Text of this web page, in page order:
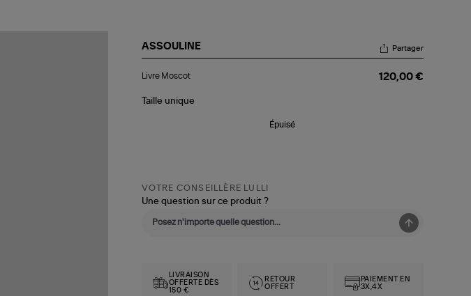
ASSOULINE
Moscot
Partager
Livre Moscot 120,00 €
Taille unique
Épuisé
VOTRE CONSEILLÈRE LULLI
Une question sur ce produit ?
LIVRAISON
OFFERTE DÈS
150 €
RETOUR
OFFERT
PAIEMENT EN
3X,4X